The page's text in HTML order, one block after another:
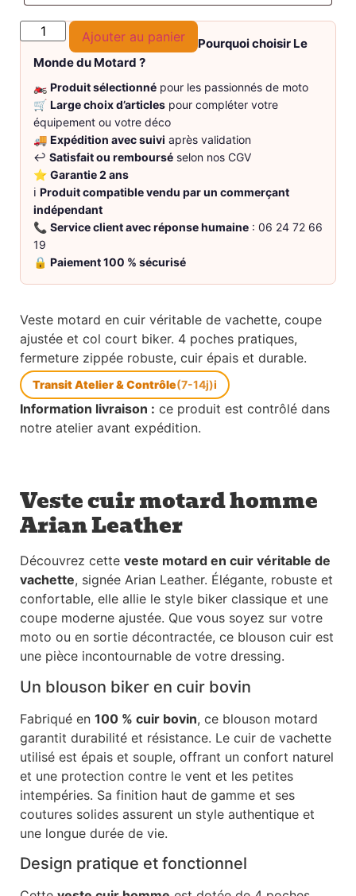
Ajouter au panier
Pourquoi choisir Le
Monde du Motard ?
🏍️ Produit sélectionné pour les passionnés de moto
🛒 Large choix d’articles pour compléter votre
équipement ou votre déco
🚚 Expédition avec suivi après validation
↩️ Satisfait ou remboursé selon nos CGV
⭐ Garantie 2 ans
ℹ️ Produit compatible vendu par un commerçant
indépendant
📞 Service client avec réponse humaine : 06 24 72 66
19
🔒 Paiement 100 % sécurisé
Veste motard en cuir véritable de vachette, coupe
ajustée et col court biker. 4 poches pratiques,
fermeture zippée robuste, cuir épais et durable.
Transit Atelier & Contrôle(7-14j)i
Information livraison : ce produit est contrôlé dans
notre atelier avant expédition.
Veste cuir motard homme
Arian Leather
Découvrez cette veste motard en cuir véritable de
vachette, signée Arian Leather. Élégante, robuste et
confortable, elle allie le style biker classique et une
coupe moderne ajustée. Que vous soyez sur votre
moto ou en sortie décontractée, ce blouson cuir est
une pièce incontournable de votre dressing.
Un blouson biker en cuir bovin
Fabriqué en 100 % cuir bovin, ce blouson motard
garantit durabilité et résistance. Le cuir de vachette
utilisé est épais et souple, offrant un confort naturel
et une protection contre le vent et les petites
intempéries. Sa finition haut de gamme et ses
coutures solides assurent un style authentique et
une longue durée de vie.
Design pratique et fonctionnel